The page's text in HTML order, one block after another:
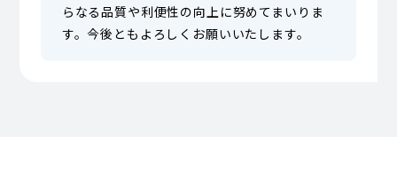
らなる品質や利便性の向上に努めてまいりま
す。今後ともよろしくお願いいたします。